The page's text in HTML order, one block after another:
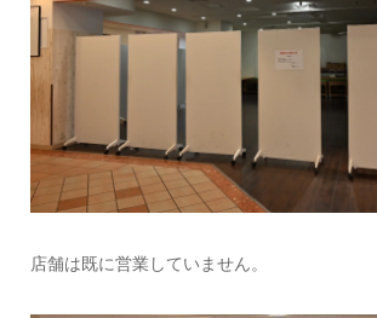
店舗は既に営業していません。